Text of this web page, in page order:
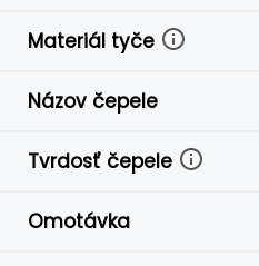
Materiál tyče
Názov čepele
Tvrdosť čepele
Omotávka